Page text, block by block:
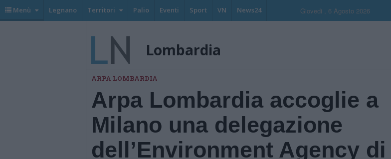
Menù Legnano Territori Palio Eventi Sport VN News24 Giovedi , 6 Agosto 2026
Lombardia
ARPA LOMBARDIA
Arpa Lombardia accoglie a
Milano una delegazione
dell’Environment Agency di